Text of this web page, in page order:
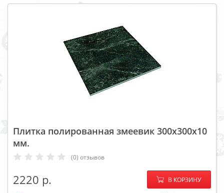
Плитка полированная змеевик 300х300х10
мм.
(0) отзывов
2220 − +
В КОРЗИНУ